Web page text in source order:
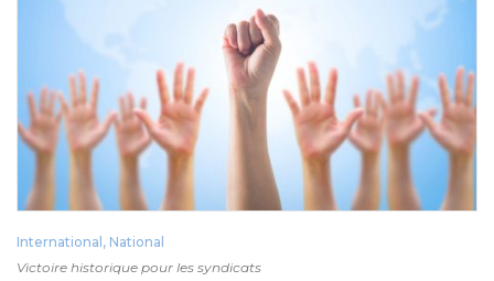
International, National
Victoire historique pour les syndicats